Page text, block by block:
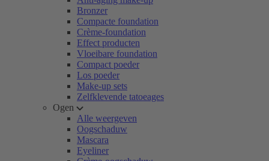
Bronzer
Compacte foundation
Crème-foundation
Effect producten
Vloeibare foundation
Compact poeder
Los poeder
Make-up sets
Zelfklevende tatoeages
Ogen
Alle weergeven
Oogschaduw
Mascara
Eyeliner